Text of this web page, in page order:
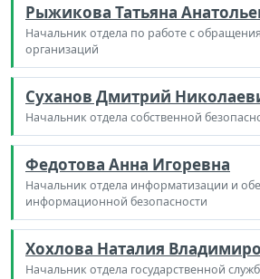
Рыжикова Татьяна
Начальник отдела по работе с
организаций
Суханов Дмитрий
Начальник отдела собственной
Федотова Анна Игоревна
Начальник отдела информатизации и
информационной безопасности
Хохлова Наталия
Начальник отдела государственной